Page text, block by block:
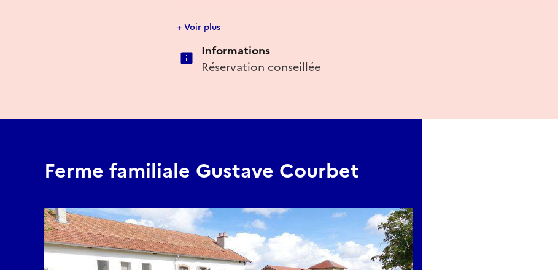
E-mail
fermecourbet@doubs.fr
+ Voir plus
Informations
Réservation conseillée
Ferme familiale Gustave Courbet